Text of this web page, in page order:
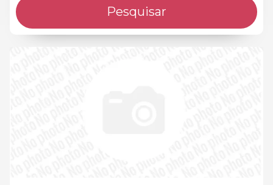
Pesquisar